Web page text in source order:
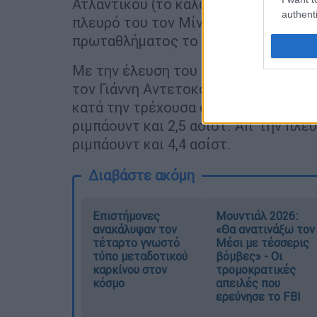
Ατλαντικού (το καλοκαίρι του
πλευρό του τον Μίντλετον με τον
πρωταθλήματος το 2021.
Με την έλευση του Κούζμα τα
τον Γιάννη Αντετοκούνμπο, τον
κατά την τρέχουσα αγωνιστική
ριμπάουντ και 2,5 ασίστ. Απ' την
ριμπάουντ και 4,4 ασίστ.
Διαβάστε ακόμη
Επιστήμονες
ανακάλυψαν τον
τέταρτο γνωστό
τύπο μεταδοτικού
καρκίνου στον
κόσμο
Μουντιάλ 2026:
«Θα ανατινάξω τον
Μέσι με τέσσερις
βόμβες» - Οι
τρομοκρατικές
απειλές που
ερεύνησε το FBI